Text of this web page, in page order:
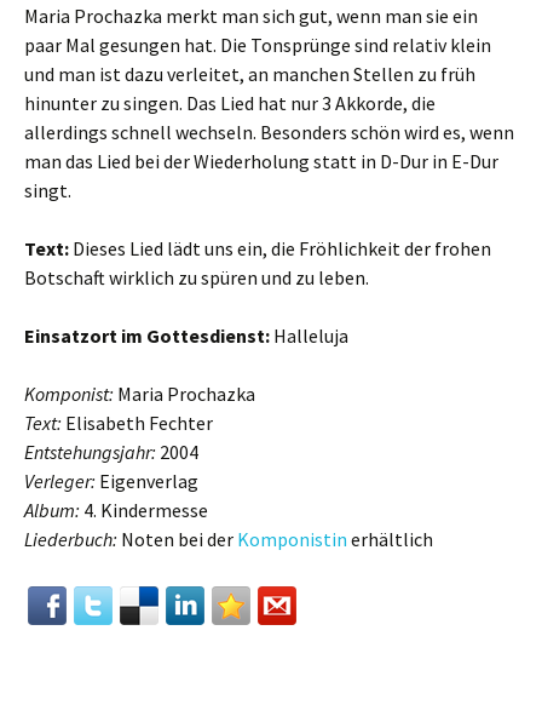
Maria Prochazka merkt man sich gut, wenn man sie ein
paar Mal gesungen hat. Die Tonsprünge sind relativ klein
und man ist dazu verleitet, an manchen Stellen zu früh
hinunter zu singen. Das Lied hat nur 3 Akkorde, die
allerdings schnell wechseln. Besonders schön wird es, wenn
man das Lied bei der Wiederholung statt in D-Dur in E-Dur
singt.
Text: Dieses Lied lädt uns ein, die Fröhlichkeit der frohen
Botschaft wirklich zu spüren und zu leben.
Einsatzort im Gottesdienst: Halleluja
Komponist: Maria Prochazka
Text: Elisabeth Fechter
Entstehungsjahr: 2004
Verleger: Eigenverlag
Album: 4. Kindermesse
Liederbuch: Noten bei der Komponistin erhältlich